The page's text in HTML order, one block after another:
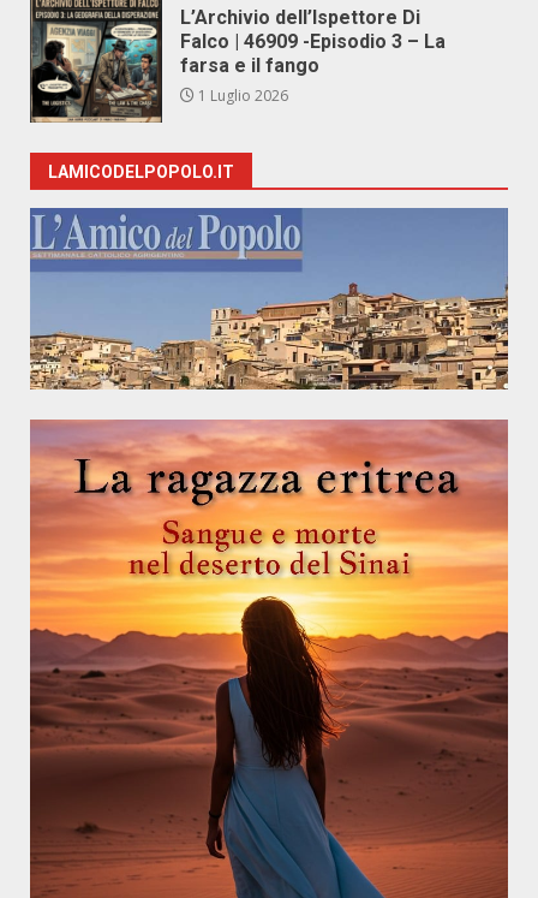
L’Archivio dell’Ispettore Di
Falco | 46909 -Episodio 3 – La
farsa e il fango
1 Luglio 2026
LAMICODELPOPOLO.IT